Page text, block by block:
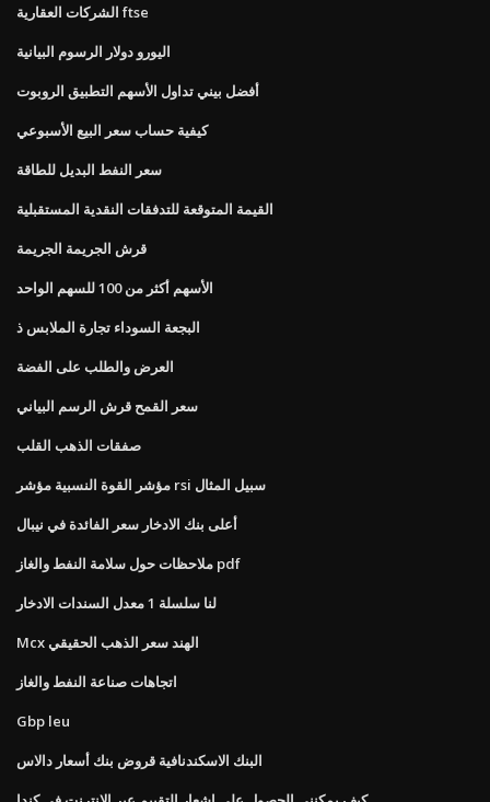
الشركات العقارية ftse
اليورو دولار الرسوم البيانية
أفضل بيني تداول الأسهم التطبيق الروبوت
كيفية حساب سعر البيع الأسبوعي
سعر النفط البديل للطاقة
القيمة المتوقعة للتدفقات النقدية المستقبلية
قرش الجريمة الجريمة
الأسهم أكثر من 100 للسهم الواحد
البجعة السوداء تجارة الملابس ذ
العرض والطلب على الفضة
سعر القمح قرش الرسم البياني
صفقات الذهب القلب
مؤشر القوة النسبية مؤشر rsi سبيل المثال
أعلى بنك الادخار سعر الفائدة في نيبال
ملاحظات حول سلامة النفط والغاز pdf
لنا سلسلة 1 معدل السندات الادخار
Mcx الهند سعر الذهب الحقيقي
اتجاهات صناعة النفط والغاز
Gbp leu
البنك الاسكندنافية قروض بنك أسعار دالاس